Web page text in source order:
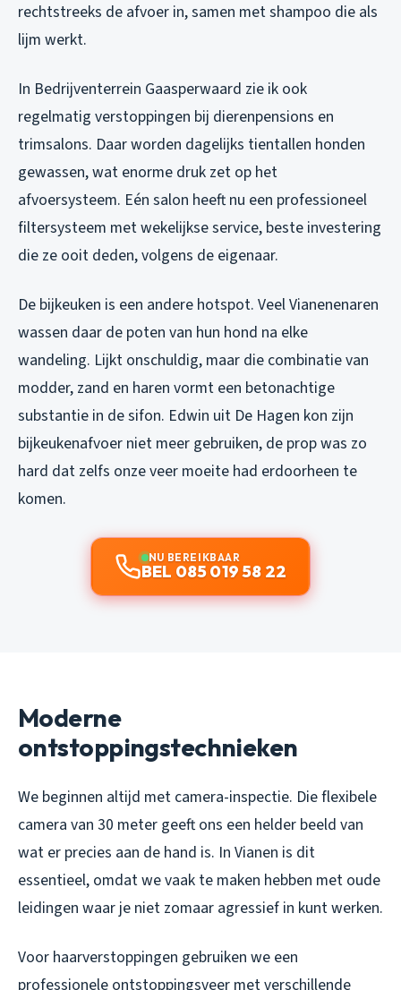
rechtstreeks de afvoer in, samen met shampoo die als
lijm werkt.
In Bedrijventerrein Gaasperwaard zie ik ook
regelmatig verstoppingen bij dierenpensions en
trimsalons. Daar worden dagelijks tientallen honden
gewassen, wat enorme druk zet op het
afvoersysteem. Eén salon heeft nu een professioneel
filtersysteem met wekelijkse service, beste investering
die ze ooit deden, volgens de eigenaar.
De bijkeuken is een andere hotspot. Veel Vianenenaren
wassen daar de poten van hun hond na elke
wandeling. Lijkt onschuldig, maar die combinatie van
modder, zand en haren vormt een betonachtige
substantie in de sifon. Edwin uit De Hagen kon zijn
bijkeukenafvoer niet meer gebruiken, de prop was zo
hard dat zelfs onze veer moeite had erdoorheen te
komen.
NU BEREIKBAAR
BEL 085 019 58 22
Moderne
ontstoppingstechnieken
We beginnen altijd met camera-inspectie. Die flexibele
camera van 30 meter geeft ons een helder beeld van
wat er precies aan de hand is. In Vianen is dit
essentieel, omdat we vaak te maken hebben met oude
leidingen waar je niet zomaar agressief in kunt werken.
Voor haarverstoppingen gebruiken we een
professionele ontstoppingsveer met verschillende